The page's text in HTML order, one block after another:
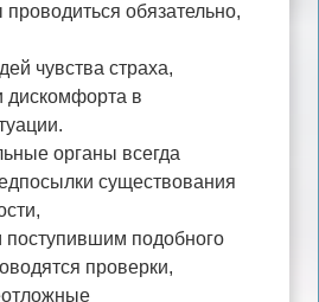
обязательно,
чувства страха,
дискомфорта в
органы всегда
существования
поступившим подобного
проверки,